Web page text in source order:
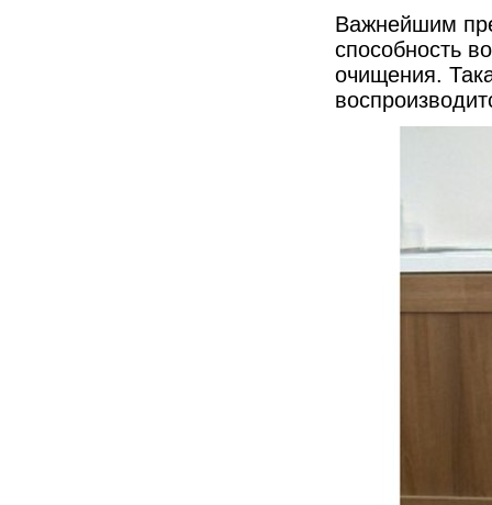
Важнейшим
способность
очищения.